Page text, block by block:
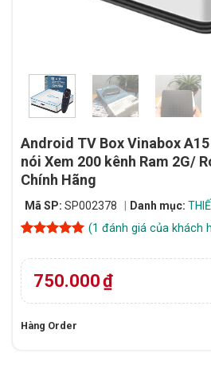
Android TV Box Vinabox
nói Xem 200 kênh Ram 2G/
Chính Hãng
Mã SP: SP002378 Danh mục:
dựa trên
đánh giá
(1 đánh giá của khách
750.000₫
Hàng Order